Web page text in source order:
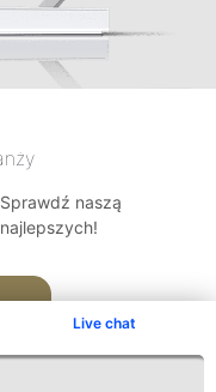
Live chat
naszą